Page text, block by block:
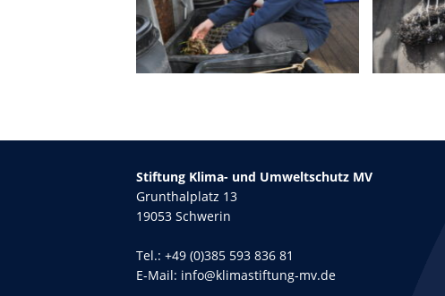
Stiftung Klima- und Umweltschutz MV
Grunthalplatz 13
19053 Schwerin
Tel.: +49 (0)385 593 836 81
E-Mail: info@klimastiftung-mv.de